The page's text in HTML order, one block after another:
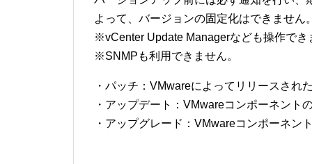
よって、バージョンの固定化はできません
※vCenter Update Managerなども操作でき
※SNMPも利用できません。
・パッチ：VMwareによってリリースされ
・アップデート：VMwareコンポーネント
・アップグレード：VMwareコンポーネン